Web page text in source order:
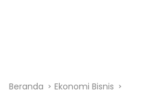
Beranda Ekonomi Bisnis